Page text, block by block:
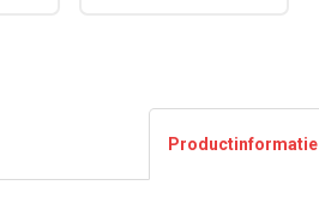
Productinformatie